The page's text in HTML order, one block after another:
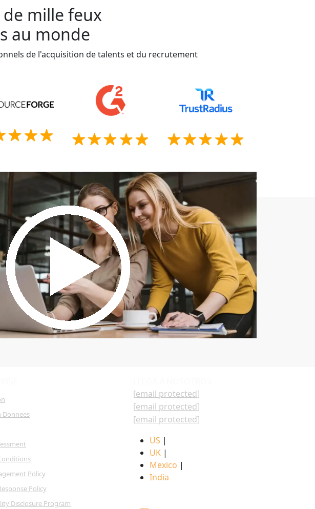
mille feux
au monde
de l'acquisition de talents et du recrutement
Policy
Policy
Disclosure Program
[email protected]
[email protected]
[email protected]
US |
UK |
Mexico |
India